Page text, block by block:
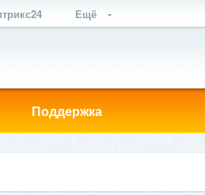
Ещё
Поддержка